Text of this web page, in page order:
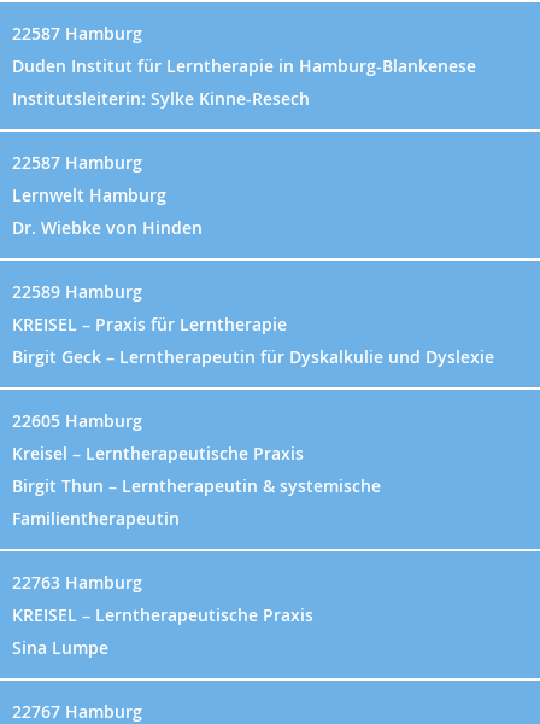
22587 Hamburg
Duden Institut für Lerntherapie in Hamburg-Blankenese
Institutsleiterin: Sylke Kinne-Resech
22587 Hamburg
Lernwelt Hamburg
Dr. Wiebke von Hinden
22589 Hamburg
KREISEL – Praxis für Lerntherapie
Birgit Geck – Lerntherapeutin für Dyskalkulie und Dyslexie
22605 Hamburg
Kreisel – Lerntherapeutische Praxis
Birgit Thun – Lerntherapeutin & systemische
Familientherapeutin
22763 Hamburg
KREISEL – Lerntherapeutische Praxis
Sina Lumpe
22767 Hamburg